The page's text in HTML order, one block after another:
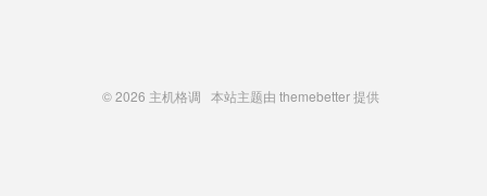
© 2026 主机格调 本站主题由 themebetter提供